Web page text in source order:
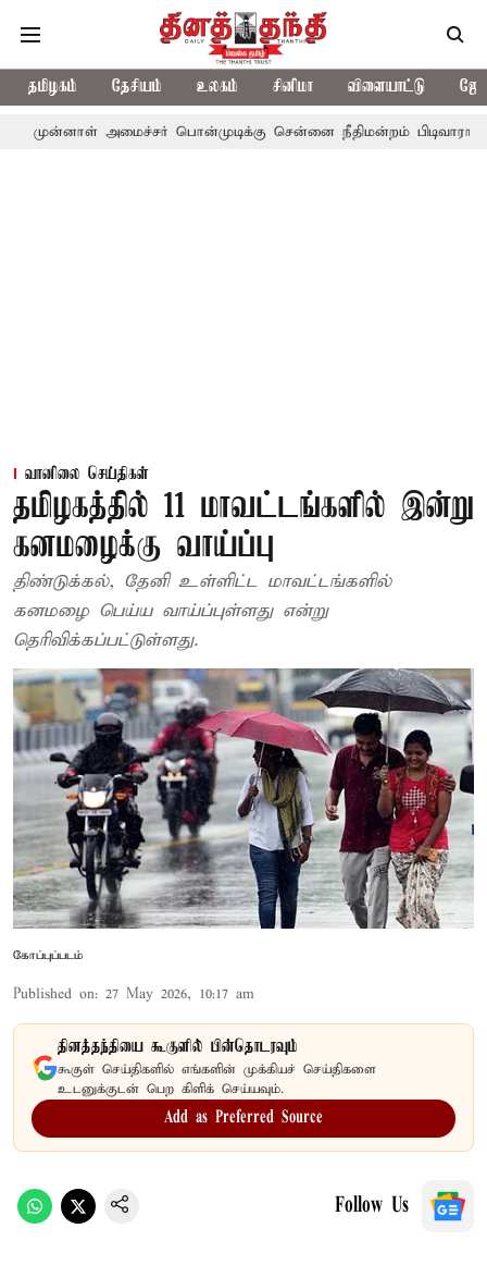
தமிழகம் தேசியம் உலகம் சினிமா விளையாட்டு
அமைச்சர் பொன்முடிக்கு சென்னை நீதிமன்றம் பிடிவாராண்ட்
வானிலை செய்திகள்
தமிழகத்தில் 11 மாவட்டங்களில் இன்று
கனமழைக்கு வாய்ப்பு
திண்டுக்கல், தேனி உள்ளிட்ட மாவட்டங்களில்
கனமழை பெய்ய வாய்ப்புள்ளது என்று
தெரிவிக்கப்பட்டுள்ளது.
கோப்புப்படம்
Published on: 27 May 2026, 10:17 am
தினத்தந்தியை கூகுளில் பின்தொடரவும்
கூகுள் செய்திகளில் எங்களின் முக்கியச் செய்திகளை
உடனுக்குடன் பெற கிளிக் செய்யவும்.
Add as Preferred Source
Follow Us